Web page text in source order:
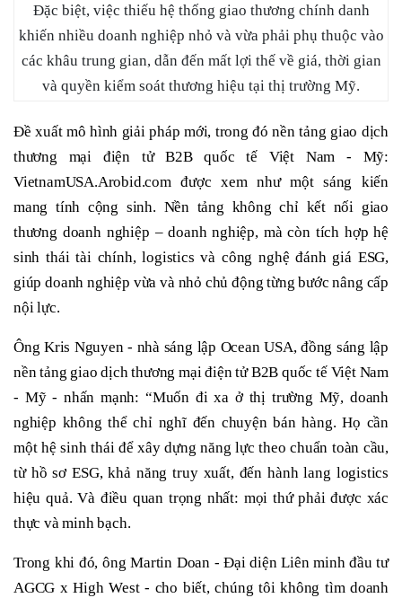
Đặc biệt, việc thiếu hệ thống giao thương chính danh
khiến nhiều doanh nghiệp nhỏ và vừa phải phụ thuộc vào
các khâu trung gian, dẫn đến mất lợi thế về giá, thời gian
và quyền kiểm soát thương hiệu tại thị trường Mỹ.
Đề xuất mô hình giải pháp mới, trong đó nền tảng giao dịch
thương mại điện tử B2B quốc tế Việt Nam - Mỹ:
VietnamUSA.Arobid.com được xem như một sáng kiến
mang tính cộng sinh. Nền tảng không chỉ kết nối giao
thương doanh nghiệp – doanh nghiệp, mà còn tích hợp hệ
sinh thái tài chính, logistics và công nghệ đánh giá ESG,
giúp doanh nghiệp vừa và nhỏ chủ động từng bước nâng cấp
nội lực.
Ông Kris Nguyen - nhà sáng lập Ocean USA, đồng sáng lập
nền tảng giao dịch thương mại điện tử B2B quốc tế Việt Nam
- Mỹ - nhấn mạnh: “Muốn đi xa ở thị trường Mỹ, doanh
nghiệp không thể chỉ nghĩ đến chuyện bán hàng. Họ cần
một hệ sinh thái để xây dựng năng lực theo chuẩn toàn cầu,
từ hồ sơ ESG, khả năng truy xuất, đến hành lang logistics
hiệu quả. Và điều quan trọng nhất: mọi thứ phải được xác
thực và minh bạch.
Trong khi đó, ông Martin Doan - Đại diện Liên minh đầu tư
AGCG x High West - cho biết, chúng tôi không tìm doanh